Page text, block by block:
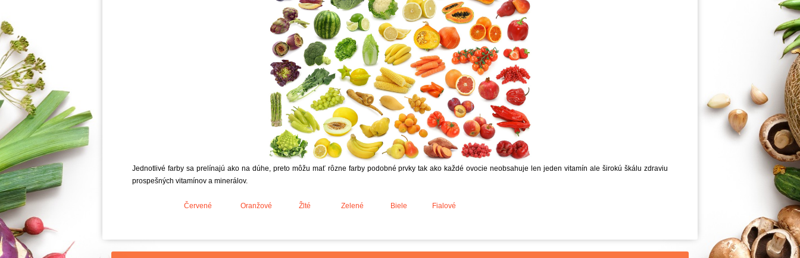
Jednotlivé farby sa prelínajú ako na dúhe, preto môžu mať rôzne farby podobné prvky tak ako každé ovocie neobsahuje len jeden vitamín ale širokú škálu zdraviu
prospešných vitamínov a minerálov.
Červené Oranžové Žlté Zelené Biele Fialové